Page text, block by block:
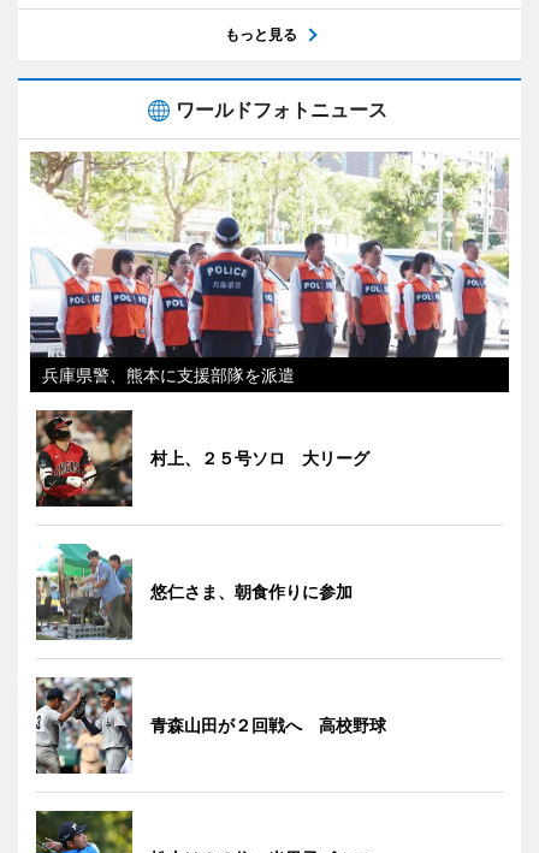
もっと見る
ワールドフォトニュース
兵庫県警、熊本に支援部隊を派遣
村上、２５号ソロ 大リーグ
悠仁さま、朝食作りに参加
青森山田が２回戦へ 高校野球